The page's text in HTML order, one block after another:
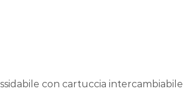
con cartuccia intercambiabile